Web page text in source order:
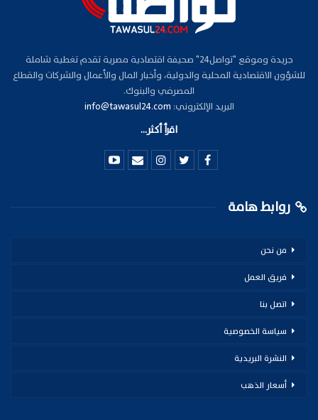
جريدة وموقع "تواصل24" صحيفة اقتصادية مصرية تقدم تغطية شاملة
للشؤون الاقتصادية المحلية والدولية، وأخبار المال والأعمال والشركات والقطاع
المصرفي والبنوك.
البريد الإلكتروني: info@tawasul24.com
اقرأ أكثر...
روابط هامة
من نحن
فريق العمل
اتصل بنا
سياسة الخصوصية
النشرة البريدية
أسعار الذهب